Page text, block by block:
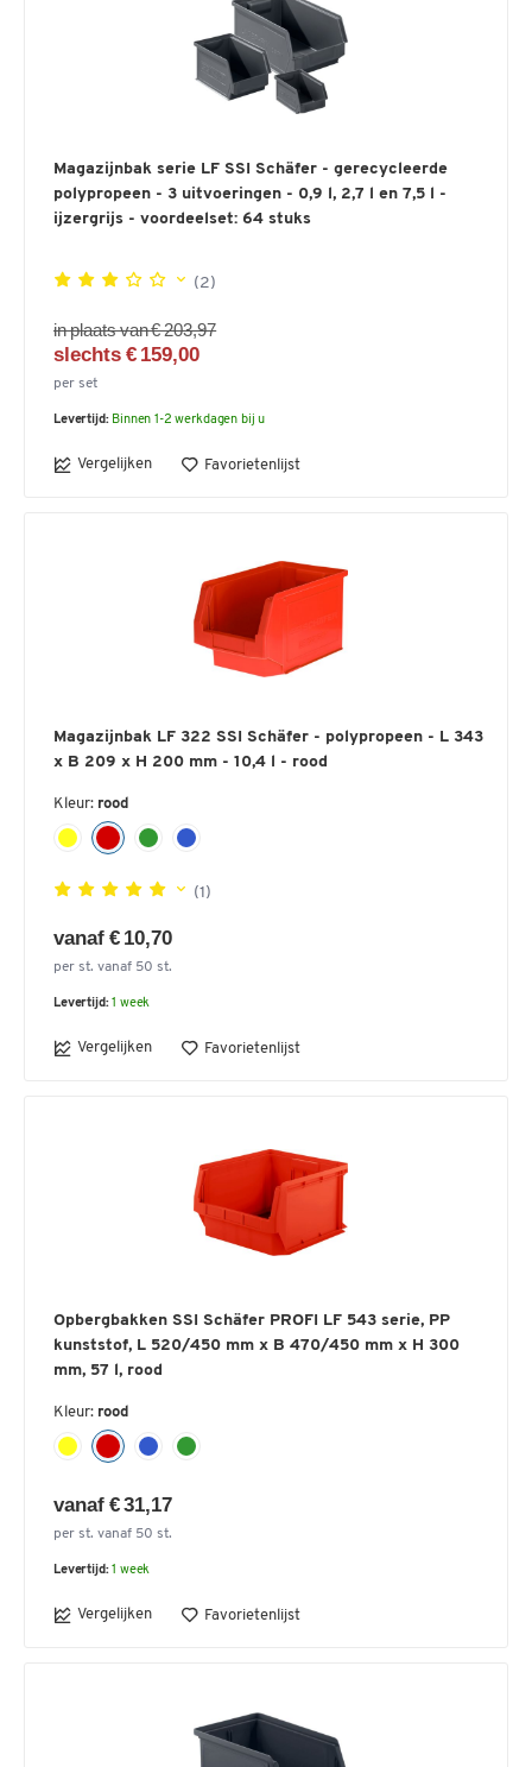
Magazijnbak serie LF SSI Schäfer - gerecycleerde
polypropeen - 3 uitvoeringen - 0,9 l, 2,7 l en 7,5 l -
ijzergrijs - voordeelset: 64 stuks
(2)
in plaats van € 203,97
slechts € 159,00
per set
Levertijd: Binnen 1-2 werkdagen bij u
Vergelijken Favorietenlijst
Magazijnbak LF 322 SSI Schäfer - polypropeen - L 343
x B 209 x H 200 mm - 10,4 l - rood
Kleur: rood
(1)
vanaf € 10,70
per st. vanaf 50 st.
Levertijd: 1 week
Vergelijken Favorietenlijst
Opbergbakken SSI Schäfer PROFI LF 543 serie, PP
kunststof, L 520/450 mm x B 470/450 mm x H 300
mm, 57 l, rood
Kleur: rood
vanaf € 31,17
per st. vanaf 50 st.
Levertijd: 1 week
Vergelijken Favorietenlijst